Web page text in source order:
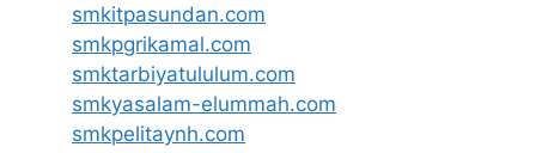
smkitpasundan.com
smkpgrikamal.com
smktarbiyatululum.com
smkyasalam-elummah.com
smkpelitaynh.com